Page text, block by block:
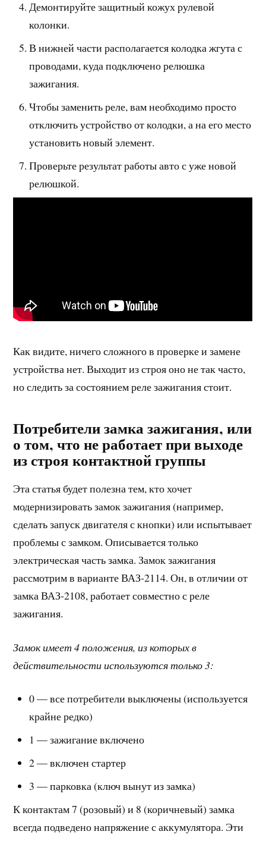
Демонтируйте защитный кожух рулевой
колонки.
В нижней части располагается колодка жгута с
проводами, куда подключено релюшка
зажигания.
Чтобы заменить реле, вам необходимо просто
отключить устройство от колодки, а на его место
установить новый элемент.
Проверьте результат работы авто с уже новой
релюшкой.
Как видите, ничего сложного в проверке и замене
устройства нет. Выходит из строя оно не так часто,
но следить за состоянием реле зажигания стоит.
Потребители замка зажигания, или
о том, что не работает при выходе
из строя контактной группы
Эта статья будет полезна тем, кто хочет
модернизировать замок зажигания (например,
сделать запуск двигателя с кнопки) или испытывает
проблемы с замком. Описывается только
электрическая часть замка. Замок зажигания
рассмотрим в варианте ВАЗ-2114. Он, в отличии от
замка ВАЗ-2108, работает совместно с реле
зажигания.
Замок имеет 4 положения, из которых в
действительности используются только 3:
0 — все потребители выключены (используется
крайне редко)
1 — зажигание включено
2 — включен стартер
3 — парковка (ключ вынут из замка)
К контактам 7 (розовый) и 8 (коричневый) замка
всегда подведено напряжение с аккумулятора. Эти